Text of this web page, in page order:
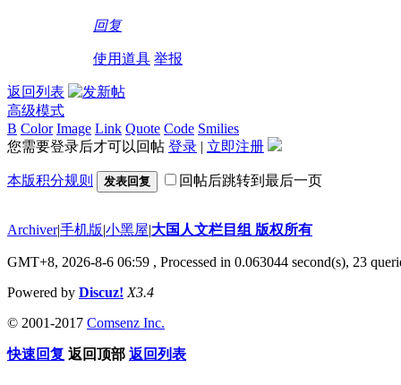
回复
使用道具 举报
返回列表
高级模式
B Color Image Link Quote Code Smilies
您需要登录后才可以回帖 登录 | 立即注册
本版积分规则 发表回复 回帖后跳转到最后一页
Archiver|手机版|小黑屋|大国人文栏目组 版权所有
GMT+8, 2026-8-6 06:59 , Processed in 0.063044 second(s), 23
Powered by Discuz! X3.4
© 2001-2017 Comsenz Inc.
快速回复 返回顶部 返回列表